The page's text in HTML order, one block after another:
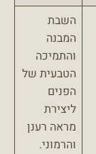
השבת
המבנה
והתמיכה
הטבעית של
הפנים
ליצירת
מראה רענן
והרמוני.